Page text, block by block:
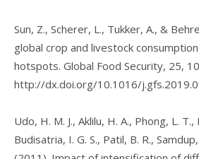
Sun, Z., Scherer, L., Tukker, A., &
global crop and livestock
hotspots. Global Food Security, 25,
http://dx.doi.org/10.1016/
Udo, H. M. J., Aklilu, H. A., Phong, L.
Budisatria, I. G. S., Patil, B. R.,